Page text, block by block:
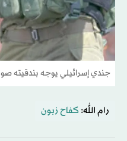
جندي إسرائيلي يوجه بندقيته
رام الله: كفاح زبون